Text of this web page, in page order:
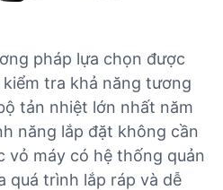
pháp lựa chọn được
tra khả năng tương
tản nhiệt lớn nhất năm
năng lắp đặt không cần
vỏ máy có hệ thống quản
quá trình lắp ráp và dễ